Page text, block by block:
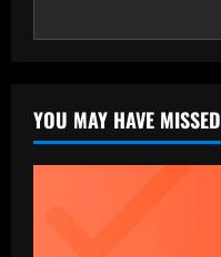
YOU MAY HAVE MISSED